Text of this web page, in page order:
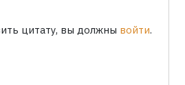
цитату, вы должны войти.